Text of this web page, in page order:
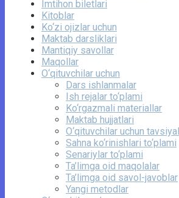
Imtihon biletlari
Kitoblar
Ko‘zi ojizlar uchun
Maktab darsliklari
Mantiqiy savollar
Maqollar
O‘qituvchilar uchun
Dars ishlanmalar
Ish rejalar to‘plami
Ko‘rgazmali materiallar
Maktab hujjatlari
O‘qituvchilar uchun
Sahna ko‘rinishlari to‘plami
Senariylar to‘plami
Ta’limga oid maqolalar
Ta’limga oid savol-javoblar
Yangi metodlar